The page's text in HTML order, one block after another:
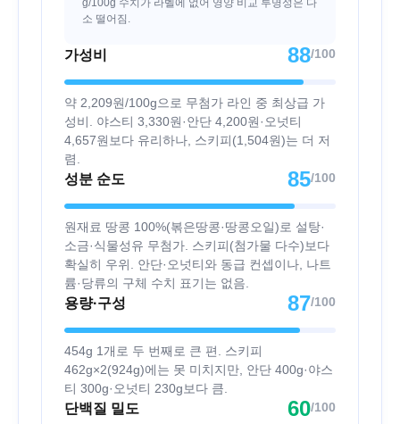
g/100g 수치가 라벨에 없어 영양 비교 투명성은 다
소 떨어짐.
가성비 88/100
약 2,209원/100g으로 무첨가 라인 중 최상급 가
성비. 야스티 3,330원·안단 4,200원·오넛티
4,657원보다 유리하나, 스키피(1,504원)는 더 저
렴.
성분 순도 85/100
원재료 땅콩 100%(볶은땅콩·땅콩오일)로 설탕·
소금·식물성유 무첨가. 스키피(첨가물 다수)보다
확실히 우위. 안단·오넛티와 동급 컨셉이나, 나트
륨·당류의 구체 수치 표기는 없음.
용량·구성 87/100
454g 1개로 두 번째로 큰 편. 스키피
462g×2(924g)에는 못 미치지만, 안단 400g·야스
티 300g·오넛티 230g보다 큼.
단백질 밀도 60/100